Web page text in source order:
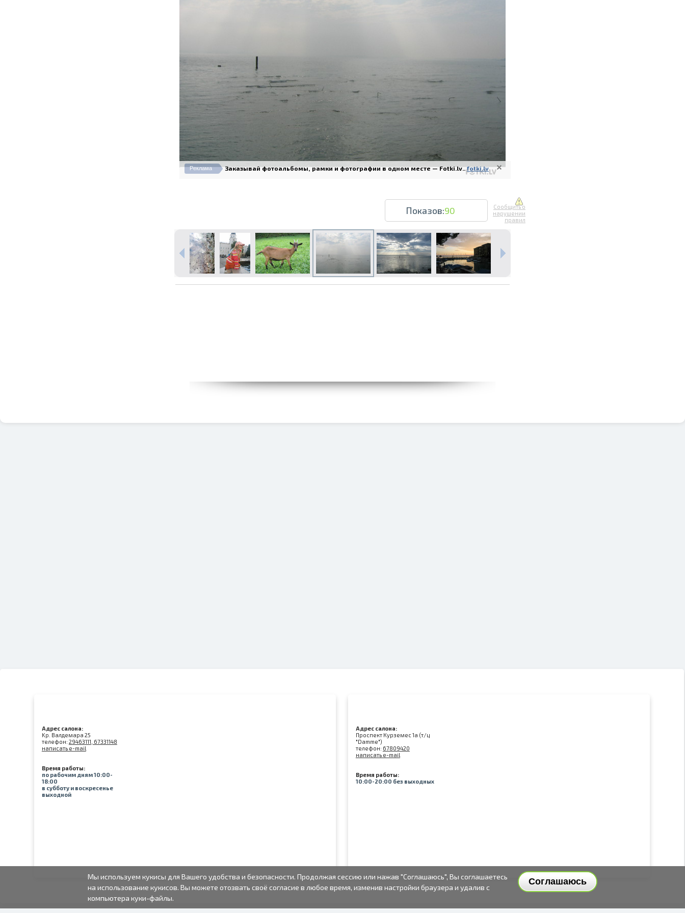
Печать в течение 1 часа в Риге – закажите онлайн
Различные форматы и виды бумаги для ваших фотографий
Доставка по всей Латвии или самовывоз
Реклама Заказывай фотоальбомы, рамки и фотографии в одном месте — Fotki.lv.. fotki.lv
Показов:90
Сообщить о
нарушении
правил
Адрес салона:
Kр. Валдемара 25
телефон: 29463111, 67331148
написать e-mail
Время работы:
по рабочим дням 10:00-
18:00
в субботу и воскресенье
выходной
Адрес салона:
Проспект Курземес 1а (т/ц
"Damme")
телефон: 67809420
написать e-mail
Время работы:
10:00-20:00 без выходных
Соглашаюсь
Мы используем кукисы для Вашего удобства и безопасности. Продолжая сессию или нажав "Соглашаюсь", Вы соглашаетесь
на использование кукисов. Вы можете отозвать своё согласие в любое время, изменив настройки браузера и удалив с
компьютера куки-файлы.